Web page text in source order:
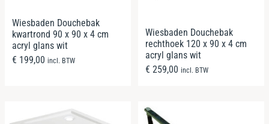
Wiesbaden Douchebak
kwartrond 90 x 90 x 4 cm
acryl glans wit
€ 199,00 incl. BTW
Wiesbaden Douchebak
rechthoek 120 x 90 x 4 cm
acryl glans wit
€ 259,00 incl. BTW